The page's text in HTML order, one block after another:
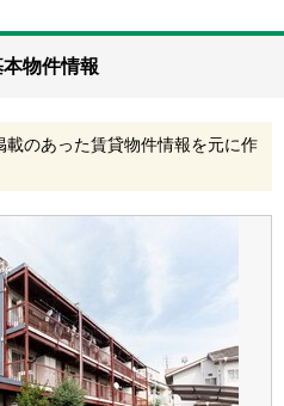
物件情報
のあった賃貸物件情報を元に作